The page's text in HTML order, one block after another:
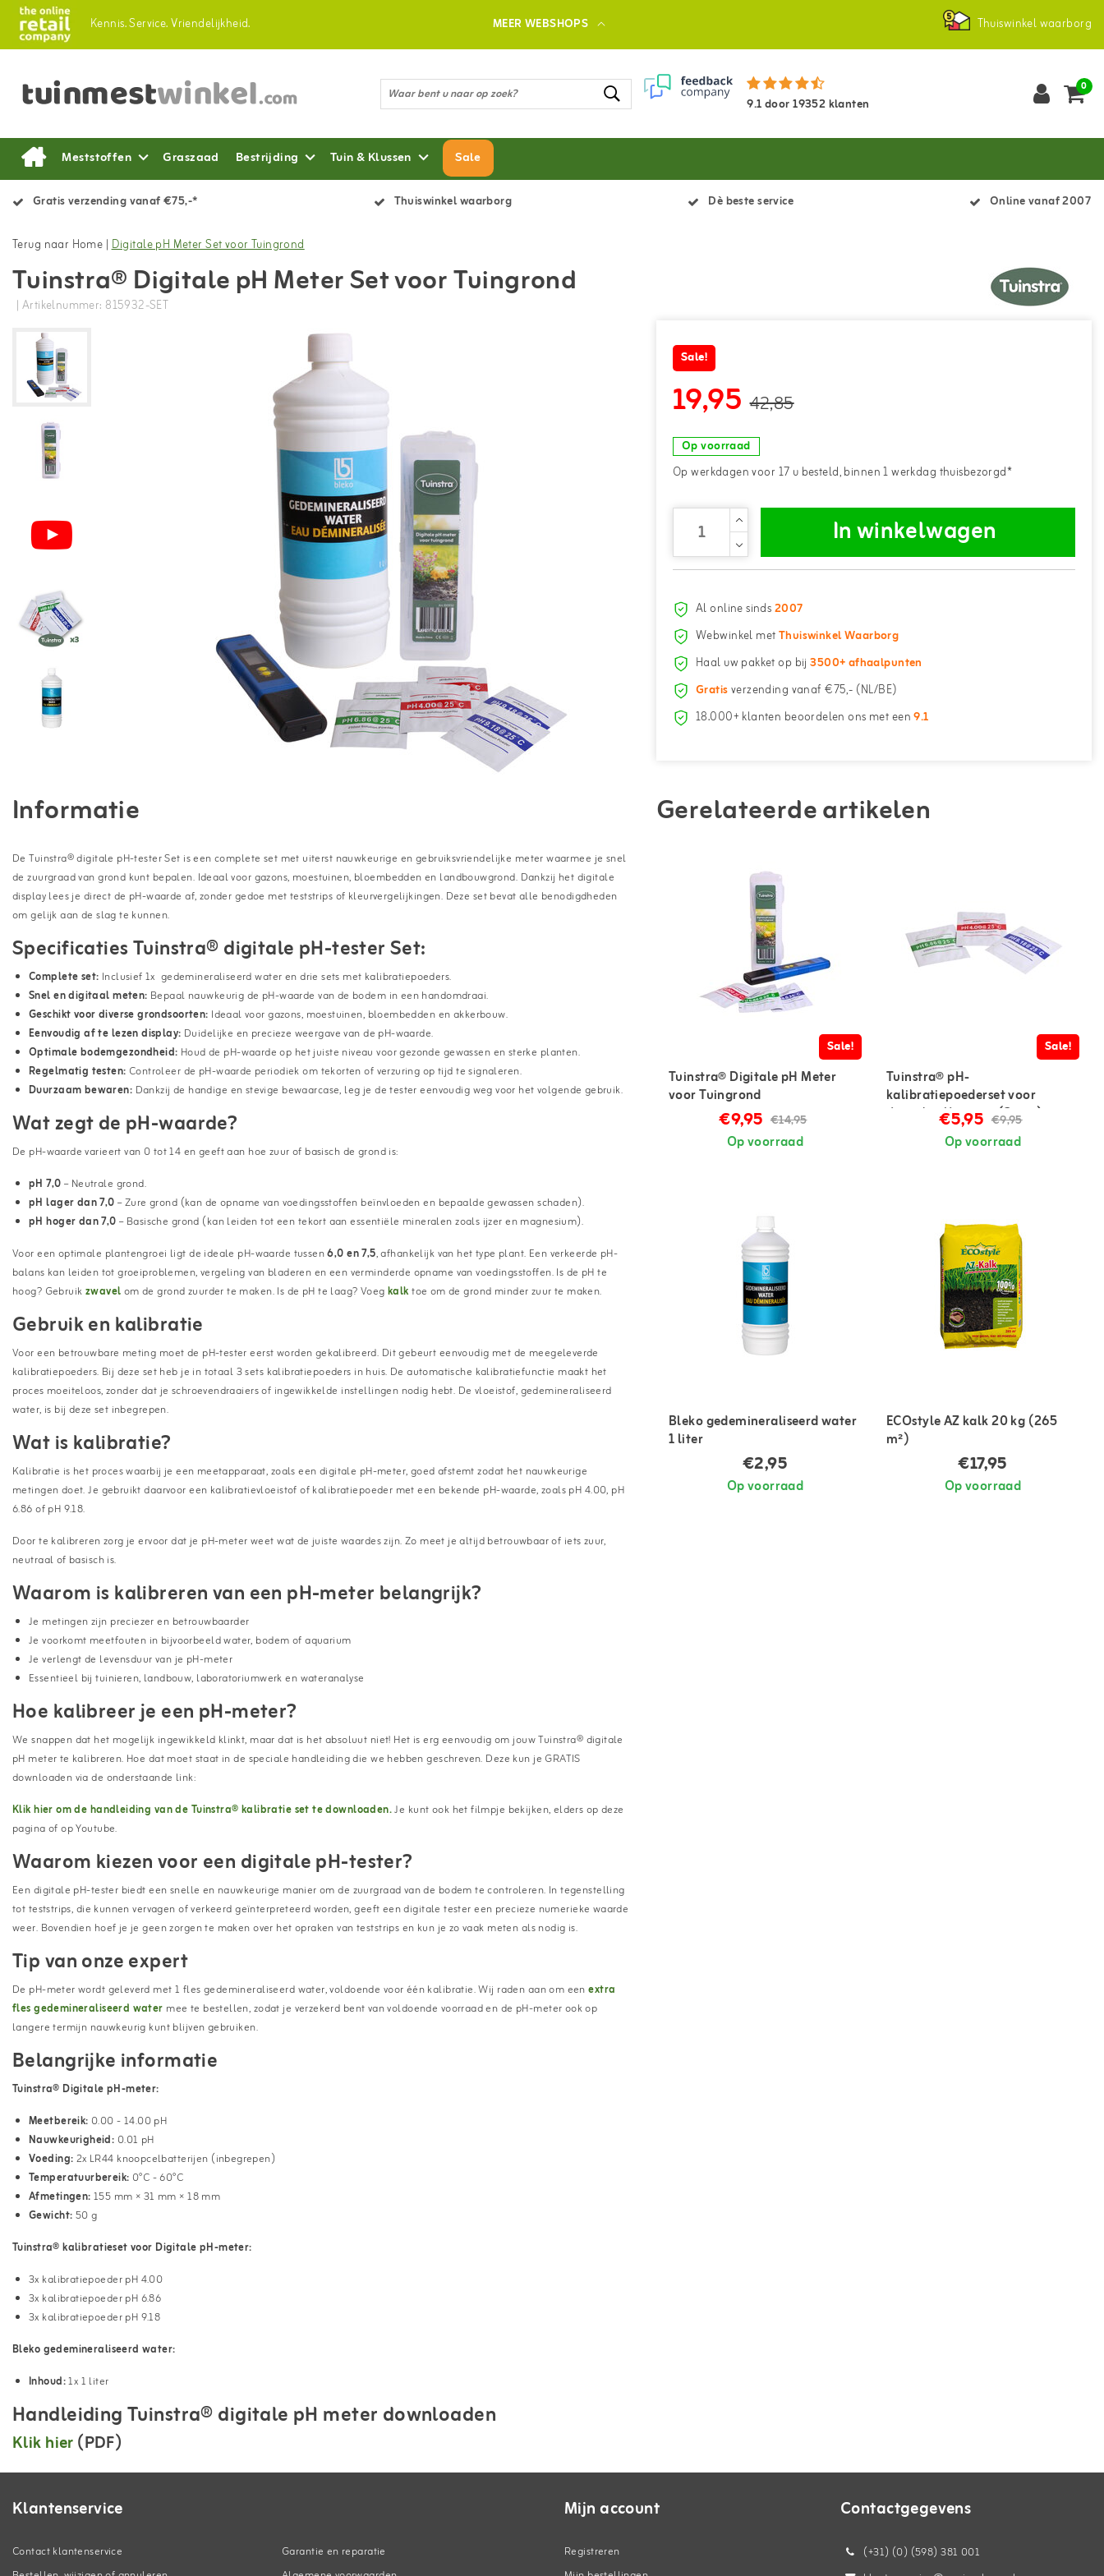
Kennis.Service.Vriendelijkheid. MEER WEBSHOPS Thuiswinkel waarborg
9.1door19352klanten
0
Meststoffen Graszaad Bestrijding Tuin & Klussen Sale
Gratis verzending vanaf €75,-* Thuiswinkel waarborg Dè beste service Online vanaf 2007
Terug naar Home |Digitale pH Meter Set voor Tuingrond
Tuinstra® Digitale pH Meter Set voor Tuingrond
| Artikelnummer: 815932-SET
Sale!
19,95 42,85
Op voorraad
Op werkdagen voor 17 u besteld, binnen 1 werkdag thuisbezorgd*
In winkelwagen
Al online sinds2007
Webwinkel metThuiswinkel Waarborg
Haal uw pakket op bij3500+ afhaalpunten
Gratisverzending vanaf €75,- (NL/BE)
18.000+ klanten beoordelen ons met een9.1
Informatie
De Tuinstra® digitale pH-tester Set is een complete set met uiterst nauwkeurige en gebruiksvriendelijke meter waarmee je snel
de zuurgraad van grond kunt bepalen. Ideaal voor gazons, moestuinen, bloembedden en landbouwgrond. Dankzij het digitale
display lees je direct de pH-waarde af, zonder gedoe met teststrips of kleurvergelijkingen. Deze set bevat alle benodigdheden
om gelijk aan de slag te kunnen.
Specificaties Tuinstra® digitale pH-tester Set:
Complete set: Inclusief 1x gedemineraliseerd water en drie sets met kalibratiepoeders.
Snel en digitaal meten: Bepaal nauwkeurig de pH-waarde van de bodem in een handomdraai.
Geschikt voor diverse grondsoorten: Ideaal voor gazons, moestuinen, bloembedden en akkerbouw.
Eenvoudig af te lezen display: Duidelijke en precieze weergave van de pH-waarde.
Optimale bodemgezondheid: Houd de pH-waarde op het juiste niveau voor gezonde gewassen en sterke planten.
Regelmatig testen: Controleer de pH-waarde periodiek om tekorten of verzuring op tijd te signaleren.
Duurzaam bewaren: Dankzij de handige en stevige bewaarcase, leg je de tester eenvoudig weg voor het volgende gebruik.
Wat zegt de pH-waarde?
De pH-waarde varieert van 0 tot 14 en geeft aan hoe zuur of basisch de grond is:
pH 7,0– Neutrale grond.
pH lager dan 7,0– Zure grond (kan de opname van voedingsstoffen beïnvloeden en bepaalde gewassen schaden).
pH hoger dan 7,0– Basische grond (kan leiden tot een tekort aan essentiële mineralen zoals ijzer en magnesium).
Voor een optimale plantengroei ligt de ideale pH-waarde tussen6,0 en 7,5, afhankelijk van het type plant. Een verkeerde pH-
balans kan leiden tot groeiproblemen, vergeling van bladeren en een verminderde opname van voedingsstoffen. Is de pH te
hoog? Gebruikzwavelom de grond zuurder te maken. Is de pH te laag? Voegkalktoe om de grond minder zuur te maken.
Gebruik en kalibratie
Voor een betrouwbare meting moet de pH-tester eerst worden gekalibreerd. Dit gebeurt eenvoudig met de meegeleverde
kalibratiepoeders. Bij deze set heb je in totaal 3 sets kalibratiepoeders in huis. De automatische kalibratiefunctie maakt het
proces moeiteloos, zonder dat je schroevendraaiers of ingewikkelde instellingen nodig hebt. De vloeistof, gedemineraliseerd
water, is bij deze set inbegrepen.
Wat is kalibratie?
Kalibratie is het proces waarbij je een meetapparaat, zoals een digitale pH-meter, goed afstemt zodat het nauwkeurige
metingen doet. Je gebruikt daarvoor een kalibratievloeistof of kalibratiepoeder met een bekende pH-waarde, zoals pH 4.00, pH
6.86 of pH 9.18.
Door te kalibreren zorg je ervoor dat je pH-meter weet wat de juiste waardes zijn. Zo meet je altijd betrouwbaar of iets zuur,
neutraal of basisch is.
Waarom is kalibreren van een pH-meter belangrijk?
Je metingen zijn preciezer en betrouwbaarder
Je voorkomt meetfouten in bijvoorbeeld water, bodem of aquarium
Je verlengt de levensduur van je pH-meter
Essentieel bij tuinieren, landbouw, laboratoriumwerk en wateranalyse
Hoe kalibreer je een pH-meter?
We snappen dat het mogelijk ingewikkeld klinkt, maar dat is het absoluut niet! Het is erg eenvoudig om jouw Tuinstra® digitale
pH meter te kalibreren. Hoe dat moet staat in de speciale handleiding die we hebben geschreven. Deze kun je GRATIS
downloaden via de onderstaande link:
Klik hier om de handleiding van de Tuinstra® kalibratie set te downloaden.Je kunt ook het filmpje bekijken, elders op deze
pagina of op Youtube.
Waarom kiezen voor een digitale pH-tester?
Een digitale pH-tester biedt een snelle en nauwkeurige manier om de zuurgraad van de bodem te controleren. In tegenstelling
tot teststrips, die kunnen vervagen of verkeerd geïnterpreteerd worden, geeft een digitale tester een precieze numerieke waarde
weer. Bovendien hoef je je geen zorgen te maken over het opraken van teststrips en kun je zo vaak meten als nodig is.
Tip van onze expert
De pH-meter wordt geleverd met 1 fles gedemineraliseerd water, voldoende voor één kalibratie. Wij raden aan om eenextra
fles gedemineraliseerd water mee te bestellen, zodat je verzekerd bent van voldoende voorraad en de pH-meter ook op
langere termijn nauwkeurig kunt blijven gebruiken.
Belangrijke informatie
Tuinstra® Digitale pH-meter:
Meetbereik: 0.00 - 14.00 pH
Nauwkeurigheid: 0.01 pH
Voeding:2x LR44 knoopcelbatterijen (inbegrepen)
Temperatuurbereik: 0°C - 60°C
Afmetingen:155 mm × 31 mm × 18 mm
Gewicht:50 g
Tuinstra® kalibratieset voor Digitale pH-meter:
3x kalibratiepoeder pH 4.00
3x kalibratiepoeder pH 6.86
3x kalibratiepoeder pH 9.18
Bleko gedemineraliseerd water:
Inhoud:1x 1 liter
Handleiding Tuinstra® digitale pH meter downloaden
Klik hier(PDF)
Gerelateerde artikelen
Sale!
Tuinstra® Digitale pH Meter
voor Tuingrond
€9,95 €14,95
Op voorraad
Sale!
Tuinstra® pH-
kalibratiepoederset voor
digitale pH-meter (2 sets)
€5,95 €9,95
Op voorraad
Bleko gedemineraliseerd water
1 liter
€2,95
Op voorraad
ECOstyle AZ kalk 20 kg (265
m²)
€17,95
Op voorraad
Klantenservice
Contact klantenservice
Garantie en reparatie
Mijn account
Registreren
Contactgegevens
(+31) (0) (598) 381 001